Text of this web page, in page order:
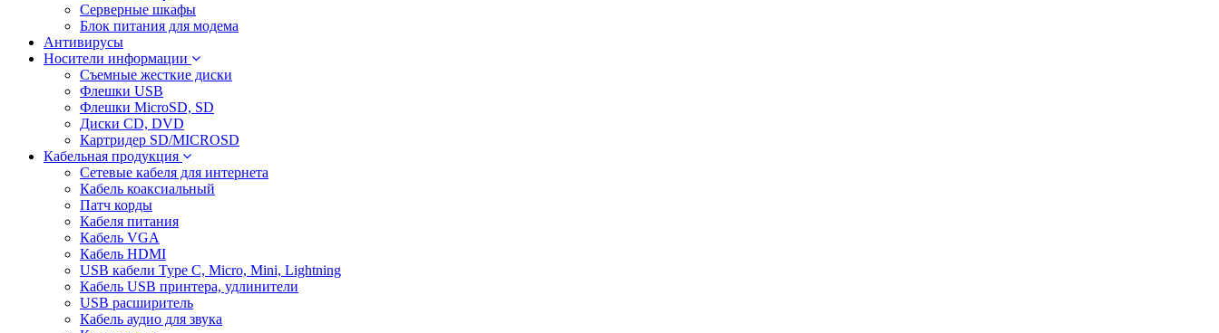
Серверные шкафы
Блок питания для модема
Антивирусы
Носители информации
Съемные жесткие диски
Флешки USB
Флешки MicroSD, SD
Диски CD, DVD
Картридер SD/MICROSD
Кабельная продукция
Сетевые кабеля для интернета
Кабель коаксиальный
Патч корды
Кабеля питания
Кабель VGA
Кабель HDMI
USB кабели Type C, Micro, Mini, Lightning
Кабель USB принтера, удлинители
USB расширитель
Кабель аудио для звука